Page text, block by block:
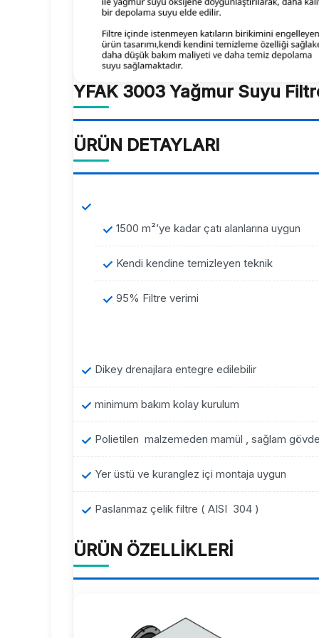
YFAK 3003 Yağmur Suyu
ÜRÜN DETAYLARI
1500 m²’ye kadar çatı alanlarına uygun
Kendi kendine temizleyen teknik
95% Filtre verimi
Dikey drenajlara entegre edilebilir
minimum bakım kolay kurulum
Polietilen malzemeden mamül , sağlam
Yer üstü ve kuranglez içi montaja uygun
Paslanmaz çelik filtre ( AISI 304 )
ÜRÜN ÖZELLİKLERİ